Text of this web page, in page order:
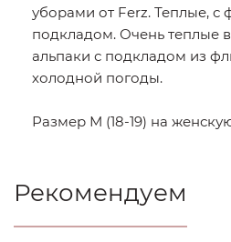
уборами от Ferz. Теплые, с
подкладом. Очень теплые
альпаки с подкладом из
холодной погоды.
Размер М (18-19) на
Рекомендуем